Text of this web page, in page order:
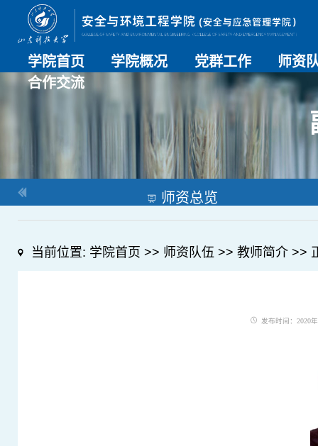
学院首页 学院概况 党群工作 师资
师资总
导师名
教师简
合作交流
师资总览
当前位置: 学院首页 >> 师资队伍 >> 教师简介>>
发布时间：2020